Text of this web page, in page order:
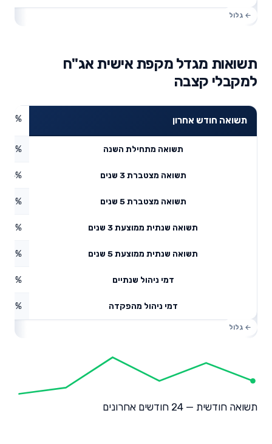
תשואות מגדל מקפת אישית אג"ח
למקבלי קצבה
תשואה חודש אחרון
תשואה מתחילת השנה
תשואה מצטברת 3 שנים
תשואה מצטברת 5 שנים
תשואה שנתית ממוצעת 3 שנים
תשואה שנתית ממוצעת 5 שנים
דמי ניהול שנתיים 0.17%
דמי ניהול מהפקדה
תשואה חודשית — 24 חודשים אחרונים